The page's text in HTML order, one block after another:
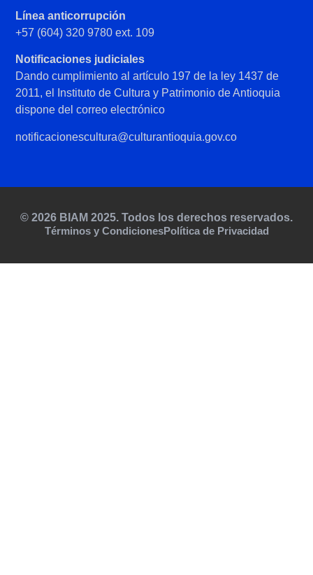
Línea anticorrupción
+57 (604) 320 9780 ext. 109
Notificaciones judiciales
Dando cumplimiento al artículo 197 de la ley 1437 de
2011, el Instituto de Cultura y Patrimonio de Antioquia
dispone del correo electrónico
notificacionescultura@culturantioquia.gov.co
© 2026 BIAM 2025. Todos los derechos reservados.
Términos y CondicionesPolítica de Privacidad